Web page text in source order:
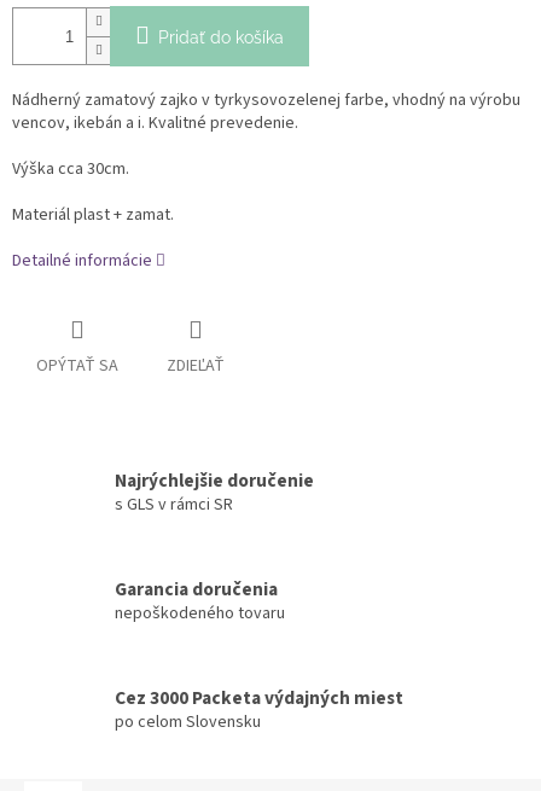
Pridať do košíka
Nádherný zamatový zajko v tyrkysovozelenej farbe, vhodný na výrobu
vencov, ikebán a i. Kvalitné prevedenie.
Výška cca 30cm.
Materiál plast + zamat.
Detailné informácie
OPÝTAŤ SA ZDIEĽAŤ
Najrýchlejšie doručenie
s GLS v rámci SR
Garancia doručenia
nepoškodeného tovaru
Cez 3000 Packeta výdajných miest
po celom Slovensku